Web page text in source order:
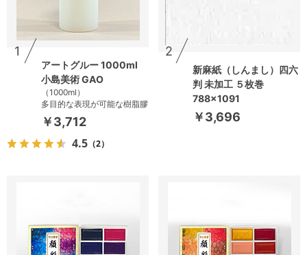
1
アートグルー 1000ml
小島美術 GAO
（1000ml）
多目的な表現が可能な樹脂膠
￥3,712
4.5 （2）
2
新麻紙（しんまし）四六
判 未加工 ５枚巻
788×1091
￥3,696